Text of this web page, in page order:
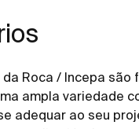
Roca / Incepa
ampla variedade
adequar ao seu